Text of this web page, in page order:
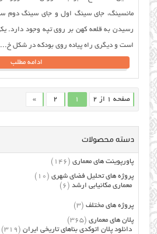
مانسینگ، جای سینگ اول و جای سینگ دوم
رسیدن به قلعه کهن بر روی تپه وجود دارد.
است و دیگری راه پیاده روی بودکه در شکل خ...
ادامه مطلب
صفحه 1 از 2 1
2
»
دسته محصولات
پاورپوینت های معماری (146)
پروژه های تحلیل فضای شهری (10)
معماری مکانیابی ارشد (6)
پروژه های مختلف (3)
پلان های معماری (365)
دانلود پلان اتوکدی بناهای تاریخی ایران (319)